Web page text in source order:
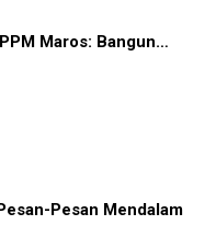
Maros: Bangun…
Pesan Mendalam